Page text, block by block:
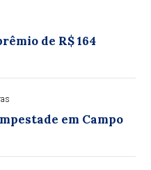
de R$ 164
em Campo